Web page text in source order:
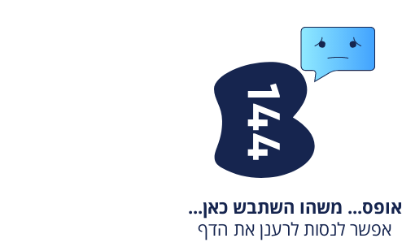
אופס... משהו השתבש כאן...
אפשר לנסות לרענן את הדף